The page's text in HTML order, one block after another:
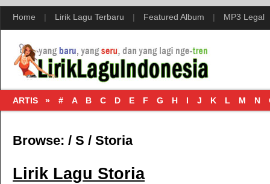
Home | Lirik Lagu Terbaru | Featured Album | MP3 Legal
ARTIS » # A B C D E F G H I J K L M N
Browse: / S / Storia
Lirik Lagu Storia